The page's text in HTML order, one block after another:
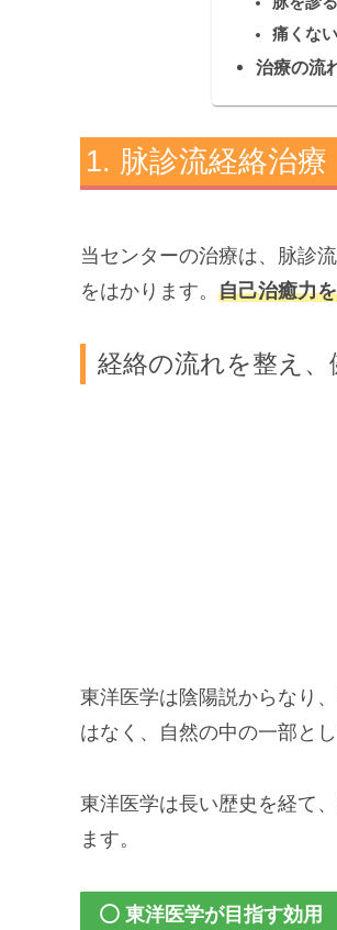
痛くな
治療の流
脉診流経絡治療
当センターの治療は、脉診
をはかります。 自己治癒力
経絡の流れを整え
東洋医学は陰陽説からなり
はなく、自然の中の一部と
東洋医学は長い歴史を経て
ます。
東洋医学が目指す効用